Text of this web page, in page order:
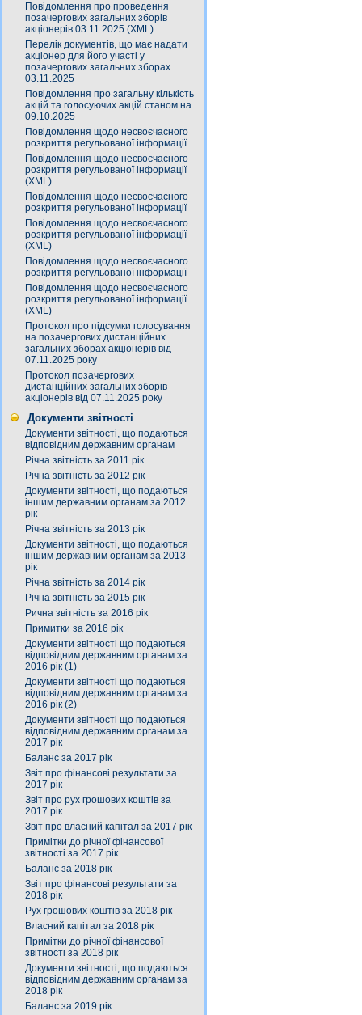
Повідомлення про проведення
позачергових загальних зборів
акціонерів 03.11.2025 (XML)
Перелік документів, що має надати
акціонер для його участі у
позачергових загальних зборах
03.11.2025
Повідомлення про загальну кількість
акцій та голосуючих акцій станом на
09.10.2025
Повідомлення щодо несвоєчасного
розкриття регульованої інформації
Повідомлення щодо несвоєчасного
розкриття регульованої інформації
(XML)
Повідомлення щодо несвоєчасного
розкриття регульованої інформації
Повідомлення щодо несвоєчасного
розкриття регульованої інформації
(XML)
Повідомлення щодо несвоєчасного
розкриття регульованої інформації
Повідомлення щодо несвоєчасного
розкриття регульованої інформації
(XML)
Протокол про підсумки голосування
на позачергових дистанційних
загальних зборах акціонерів від
07.11.2025 року
Протокол позачергових
дистанційних загальних зборів
акціонерів від 07.11.2025 року
Документи звітності
Документи звітності, що подаються
відповідним державним органам
Річна звітність за 2011 рік
Річна звітність за 2012 рік
Документи звітності, що подаються
іншим державним органам за 2012
рік
Річна звітність за 2013 рік
Документи звітності, що подаються
іншим державним органам за 2013
рік
Річна звітність за 2014 рік
Річна звітність за 2015 рік
Рична звітність за 2016 рік
Примитки за 2016 рік
Документи звітності що подаються
відповідним державним органам за
2016 рік (1)
Документи звітності що подаються
відповідним державним органам за
2016 рік (2)
Документи звітності що подаються
відповідним державним органам за
2017 рік
Баланс за 2017 рік
Звіт про фінансові результати за
2017 рік
Звіт про рух грошових коштів за
2017 рік
Звіт про власний капітал за 2017 рік
Примітки до річної фінансової
звітності за 2017 рік
Баланс за 2018 рік
Звіт про фінансові результати за
2018 рік
Рух грошових коштів за 2018 рік
Власний капітал за 2018 рік
Примітки до річної фінансової
звітності за 2018 рік
Документи звітності, що подаються
відповідним державним органам за
2018 рік
Баланс за 2019 рік